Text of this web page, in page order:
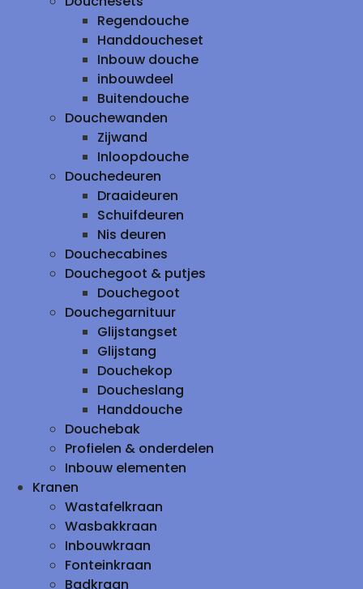
Regendouche
Handdoucheset
Inbouw douche
inbouwdeel
Buitendouche
Douchewanden
Zijwand
Inloopdouche
Douchedeuren
Draaideuren
Schuifdeuren
Nis deuren
Douchecabines
Douchegoot & putjes
Douchegoot
Douchegarnituur
Glijstangset
Glijstang
Douchekop
Doucheslang
Handdouche
Douchebak
Profielen & onderdelen
Inbouw elementen
Kranen
Wastafelkraan
Wasbakkraan
Inbouwkraan
Fonteinkraan
Badkraan